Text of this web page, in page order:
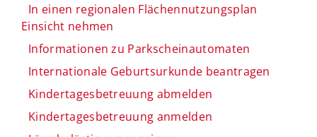
In einen regionalen Flächennutzungsplan
Einsicht nehmen
Informationen zu Parkscheinautomaten
Internationale Geburtsurkunde beantragen
Kindertagesbetreuung abmelden
Kindertagesbetreuung anmelden